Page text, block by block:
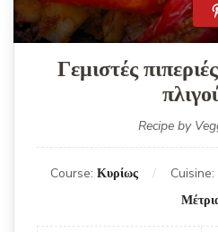
Γεμιστές
Recipe by
Course: Κυρίως Cuisine: